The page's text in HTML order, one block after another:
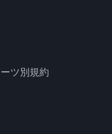
ツ別規約